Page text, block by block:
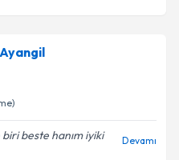
beste hanım iyiki
Devamı